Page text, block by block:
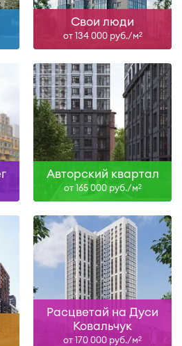
Свои люди
от 134 000 руб./м2
Авторский квартал
от 165 000 руб./м2
Расцветай на Дуси
Ковальчук
от 170 000 руб./м2